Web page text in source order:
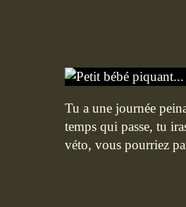
Tu a une journée
temps qui passe, tu
véto, vous pourriez